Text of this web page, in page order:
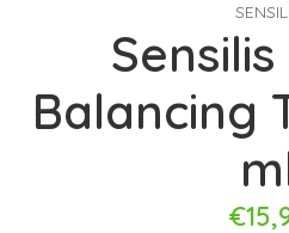
Balancing